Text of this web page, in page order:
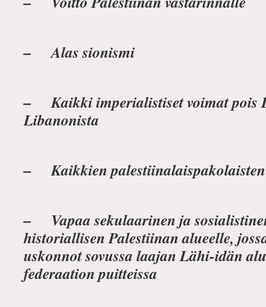
– Alas sionismi
– Kaikki imperialistiset voimat pois
Libanonista
– Kaikkien
– Vapaa sekulaarinen ja
historiallisen Palestiinan alueelle,
uskonnot sovussa laajan Lähi-idän
federaation puitteissa